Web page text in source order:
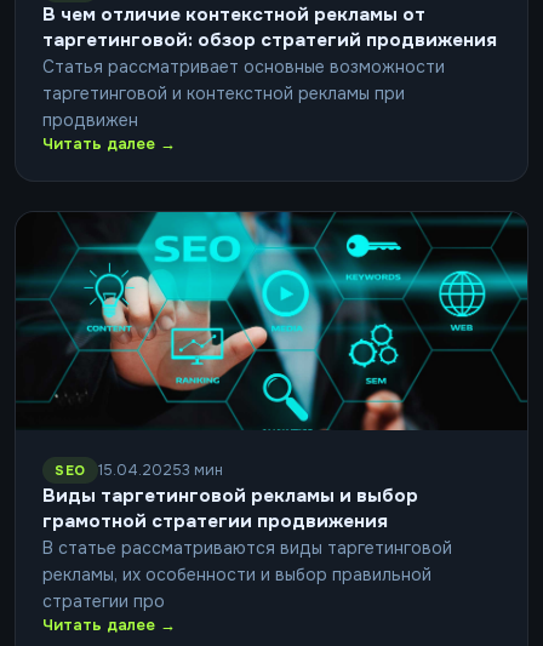
В чем отличие контекстной рекламы от
таргетинговой: обзор стратегий продвижения
Статья рассматривает основные возможности
таргетинговой и контекстной рекламы при
продвижен
Читать далее →
SEO 15.04.20253 мин
Виды таргетинговой рекламы и выбор
грамотной стратегии продвижения
В статье рассматриваются виды таргетинговой
рекламы, их особенности и выбор правильной
стратегии про
Читать далее →